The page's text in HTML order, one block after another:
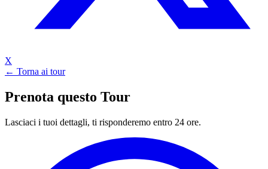
X
← Torna ai tour
Prenota questo Tour
Lasciaci i tuoi dettagli, ti risponderemo entro 24 ore.